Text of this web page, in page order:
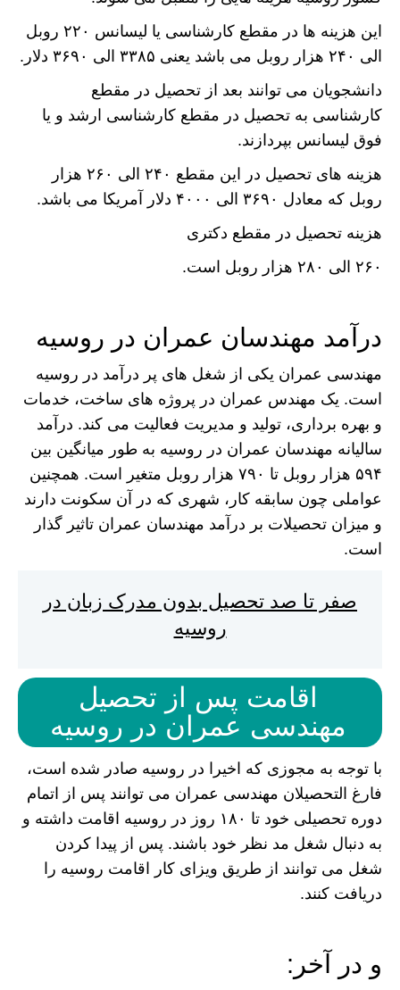
این هزینه ها در مقطع کارشناسی یا لیسانس ۲۲۰ روبل
الی ۲۴۰ هزار روبل می باشد یعنی ۳۳۸۵ الی ۳۶۹۰ دلار.
دانشجویان می توانند بعد از تحصیل در مقطع
کارشناسی به تحصیل در مقطع کارشناسی ارشد و یا
فوق لیسانس بپردازند.
هزینه های تحصیل در این مقطع ۲۴۰ الی ۲۶۰ هزار
روبل که معادل ۳۶۹۰ الی ۴۰۰۰ دلار آمریکا می باشد.
هزینه تحصیل در مقطع دکتری
۲۶۰ الی ۲۸۰ هزار روبل است.
درآمد مهندسان عمران در روسیه
مهندسی عمران یکی از شغل های پر درآمد در روسیه
است. یک مهندس عمران در پروژه های ساخت، خدمات
و بهره برداری، تولید و مدیریت فعالیت می کند. درآمد
سالیانه مهندسان عمران در روسیه به طور میانگین بین
۵۹۴ هزار روبل تا ۷۹۰ هزار روبل متغیر است. همچنین
عواملی چون سابقه کار، شهری که در آن سکونت دارند
و میزان تحصیلات بر درآمد مهندسان عمران تاثیر گذار
است.
صفر تا صد تحصیل بدون مدرک زبان در
روسیه
اقامت پس از تحصیل
مهندسی عمران در روسیه
با توجه به مجوزی که اخیرا در روسیه صادر شده است،
فارغ التحصیلان مهندسی عمران می توانند پس از اتمام
دوره تحصیلی خود تا ۱۸۰ روز در روسیه اقامت داشته و
به دنبال شغل مد نظر خود باشند. پس از پیدا کردن
شغل می توانند از طریق ویزای کار اقامت روسیه را
دریافت کنند.
و در آخر: